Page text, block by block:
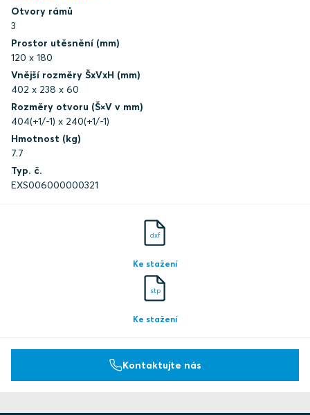
Otvory rámů
3
Prostor utěsnění (mm)
120 x 180
Vnější rozměry ŠxVxH (mm)
402 x 238 x 60
Rozměry otvoru (Š×V v mm)
404(+1/-1) x 240(+1/-1)
Hmotnost (kg)
7.7
Typ. č.
EXS006000000321
dxf
Ke stažení
stp
Ke stažení
Kontaktujte nás